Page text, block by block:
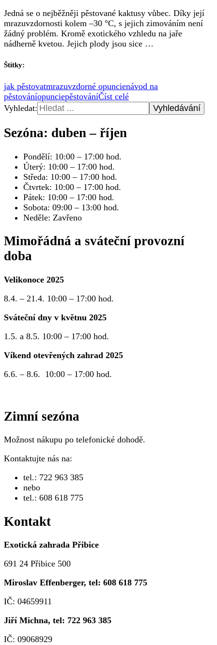
Jedná se o nejběžněji pěstované kaktusy vůbec. Díky její
mrazuvzdornosti kolem –30 °C, s jejich zimováním není
žádný problém. Kromě exotického vzhledu na jaře
nádherně kvetou. Jejich plody jsou sice …
Štítky:
jak pěstovatmrazuvzdorné opuncienávod na
pěstováníopunciepěstováníČíst celé
Vyhledat:
Sezóna: duben – říjen
Pondělí: 10:00 – 17:00 hod.
Úterý: 10:00 – 17:00 hod.
Středa: 10:00 – 17:00 hod.
Čtvrtek: 10:00 – 17:00 hod.
Pátek: 10:00 – 17:00 hod.
Sobota: 09:00 – 13:00 hod.
Neděle: Zavřeno
Mimořádná a sváteční provozní
doba
Velikonoce 2025
8.4. – 21.4. 10:00 – 17:00 hod.
Sváteční dny v květnu 2025
1.5. a 8.5. 10:00 – 17:00 hod.
Víkend otevřených zahrad 2025
6.6. – 8.6. 10:00 – 17:00 hod.
Zimní sezóna
Možnost nákupu po telefonické dohodě.
Kontaktujte nás na:
tel.: 722 963 385
nebo
tel.: 608 618 775
Kontakt
Exotická zahrada Přibice
691 24 Přibice 500
Miroslav Effenberger, tel: 608 618 775
IČ: 04659911
Jiří Michna, tel: 722 963 385
IČ: 09068929